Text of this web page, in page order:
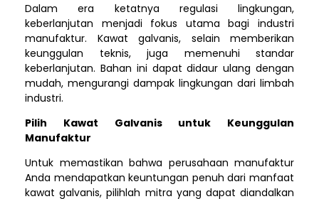
Dalam era ketatnya regulasi lingkungan,
keberlanjutan menjadi fokus utama bagi industri
manufaktur. Kawat galvanis, selain memberikan
keunggulan teknis, juga memenuhi standar
keberlanjutan. Bahan ini dapat didaur ulang dengan
mudah, mengurangi dampak lingkungan dari limbah
industri.
Pilih Kawat Galvanis untuk Keunggulan
Manufaktur
Untuk memastikan bahwa perusahaan manufaktur
Anda mendapatkan keuntungan penuh dari manfaat
kawat galvanis, pilihlah mitra yang dapat diandalkan